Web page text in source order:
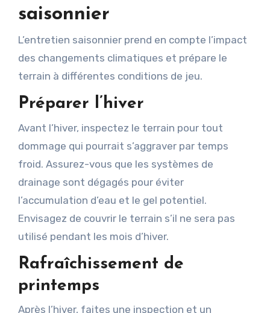
saisonnier
L’entretien saisonnier prend en compte l’impact
des changements climatiques et prépare le
terrain à différentes conditions de jeu.
Préparer l’hiver
Avant l’hiver, inspectez le terrain pour tout
dommage qui pourrait s’aggraver par temps
froid. Assurez-vous que les systèmes de
drainage sont dégagés pour éviter
l’accumulation d’eau et le gel potentiel.
Envisagez de couvrir le terrain s’il ne sera pas
utilisé pendant les mois d’hiver.
Rafraîchissement de
printemps
Après l’hiver, faites une inspection et un